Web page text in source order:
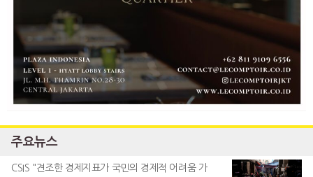
주요뉴스
CSIS "견조한 경제지표가 국민의 경제적 어려움 가